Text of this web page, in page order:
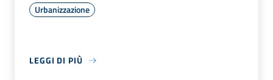
Urbanizzazione
LEGGI DI PIÙ